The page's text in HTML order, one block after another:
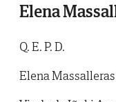
Elena
Q. E. P. D.
Elena